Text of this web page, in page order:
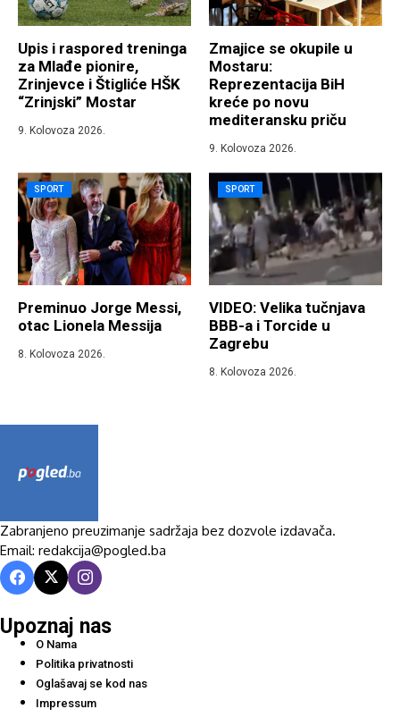
​Upis i raspored treninga
za Mlađe pionire,
Zrinjevce i Štigliće HŠK
“Zrinjski” Mostar
9. Kolovoza 2026.
Zmajice se okupile u
Mostaru:
Reprezentacija BiH
kreće po novu
mediteransku priču
9. Kolovoza 2026.
SPORT
Preminuo Jorge Messi,
otac Lionela Messija
8. Kolovoza 2026.
SPORT
VIDEO: Velika tučnjava
BBB-a i Torcide u
Zagrebu
8. Kolovoza 2026.
Zabranjeno preuzimanje sadržaja bez dozvole izdavača.
Email: redakcija@pogled.ba
Upoznaj nas
O Nama
Politika privatnosti
Oglašavaj se kod nas
Impressum